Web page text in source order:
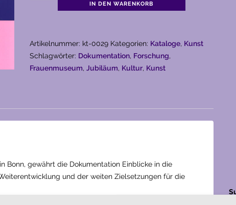
IN DEN WARENKORB
Artikelnummer: kt-0029 Kategorien: Kataloge, Kunst
Schlagwörter: Dokumentation, Forschung,
Frauenmuseum, Jubiläum, Kultur, Kunst
Bonn, gewährt die Dokumentation Einblicke in die
und der weiten Zielsetzungen für die